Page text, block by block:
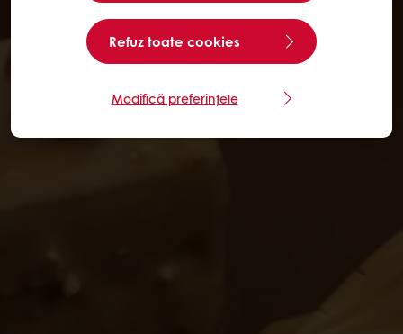
Refuz toate cookies
Modifică preferințele